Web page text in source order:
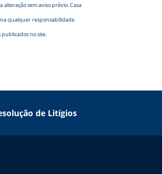
alteração sem aviso prévio. Casa
qualquer responsabilidade
no site.
de Litígios